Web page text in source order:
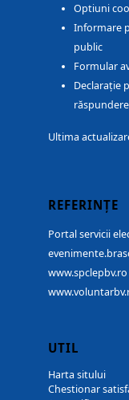
Optiuni
Informare
public
Formular
Declarație
Ultima
REFERINȚE
Portal servicii
www.spclepbv.ro
UTIL
Harta sitului
Chestionar